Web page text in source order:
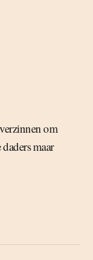
om
maar